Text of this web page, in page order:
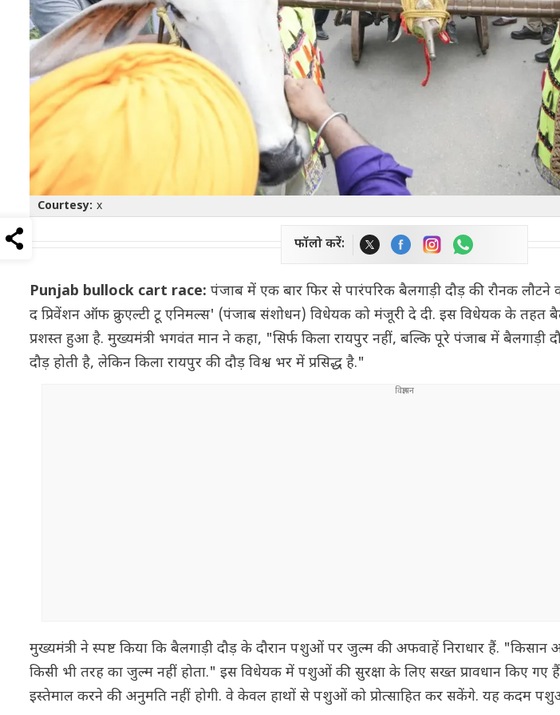
Courtesy: x
फॉलो करें:
Punjab bullock cart race: पंजाब में एक बार फिर से पारंपरिक बैलगाड़ी दौड़ की रौनक लौटने
द प्रिवेंशन ऑफ क्रुएल्टी टू एनिमल्स' (पंजाब संशोधन) विधेयक को मंजूरी दे दी. इस विधेयक के तहत
प्रशस्त हुआ है. मुख्यमंत्री भगवंत मान ने कहा, "सिर्फ किला रायपुर नहीं, बल्कि पूरे पंजाब में बैलगाड़ी
दौड़ होती है, लेकिन किला रायपुर की दौड़ विश्व भर में प्रसिद्ध है."
मुख्यमंत्री ने स्पष्ट किया कि बैलगाड़ी दौड़ के दौरान पशुओं पर जुल्म की अफवाहें निराधार हैं.
किसी भी तरह का जुल्म नहीं होता." इस विधेयक में पशुओं की सुरक्षा के लिए सख्त प्रावधान किए गए हैं.
इस्तेमाल करने की अनुमति नहीं होगी. वे केवल हाथों से पशुओं को प्रोत्साहित कर सकेंगे. यह कदम